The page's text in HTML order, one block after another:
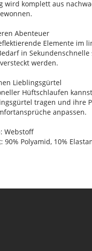
wird komplett aus
Abenteuer
Elemente im
in
werden.
Lieblingsgürtel
Hüftschlaufen
tragen und ihre
anpassen.
Webstoff
90% Polyamid, 10%